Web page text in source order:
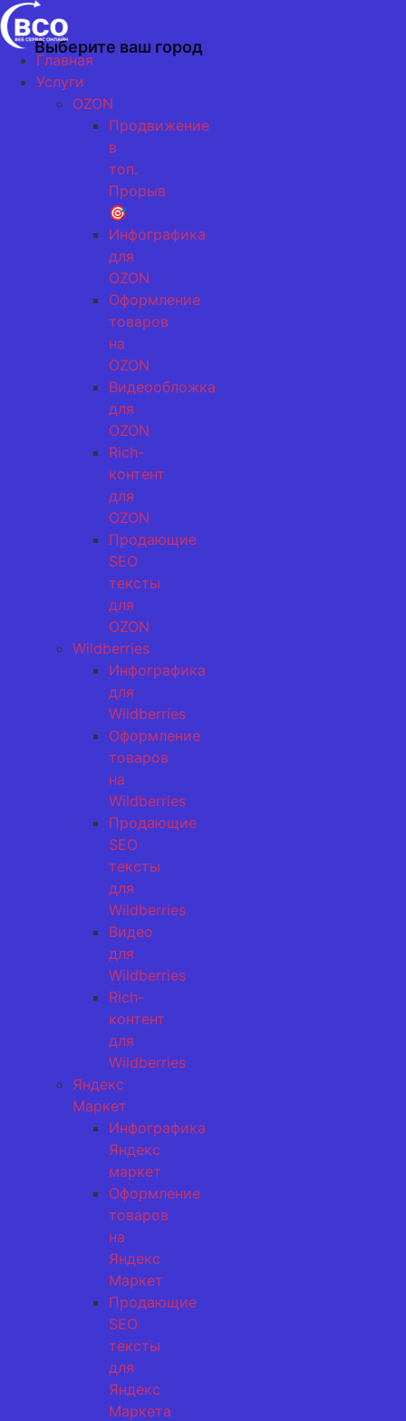
Перейти
к
содержимому
Главная
Услуги
OZON
Продвижение
в
топ.
Прорыв
🎯
Инфографика
для
OZON
Оформление
товаров
на
OZON
Видеообложка
для
OZON
Rich-
контент
для
OZON
Продающие
SEO
тексты
для
OZON
Wildberries
Инфографика
для
Wildberries
Оформление
товаров
на
Wildberries
Продающие
SEO
тексты
для
Wildberries
Видео
для
Wildberries
Rich-
контент
для
Wildberries
Яндекс
Маркет
Инфографика
Яндекс
маркет
Оформление
товаров
на
Яндекс
Маркет
Продающие
SEO
тексты
для
Яндекс
Маркета
Выберите ваш город